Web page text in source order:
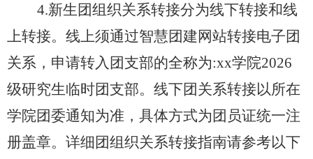
4.新生团组织关系转接分为线下转接和线
上转接。 线上须通过智慧团建网站转接电子团
关系，申请转入 团支部的全称为:xx学院2026
级研究生临时团支部。 线下团关系转接以所在
学院团委通知为准，具体方式为团员证统一注
册盖章。 详细 团组织关系转接指南请参考以下